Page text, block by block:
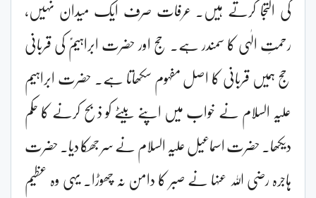
کی التجا کرتے ہیں۔ عرفات صرف ایک میدان نہیں،
رحمتِ الٰہی کا سمندر ہے۔ حج اور حضرت ابراہیمؑ کی قربانی
حج ہمیں قربانی کا اصل مفہوم سکھاتا ہے۔ حضرت ابراہیم
علیہ السلام نے خواب میں اپنے بیٹے کو ذبح کرنے کا حکم
دیکھا۔ حضرت اسماعیل علیہ السلام نے سر جھکا دیا۔ حضرت
ہاجرہ رضی اللہ عنہا نے صبر کا دامن نہ چھوڑا۔ یہی وہ عظیم